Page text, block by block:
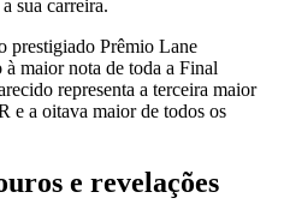
sua carreira.
prestigiado Prêmio Lane
maior nota de toda a Final
representa a terceira maior
e a oitava maior de todos os
e revelações